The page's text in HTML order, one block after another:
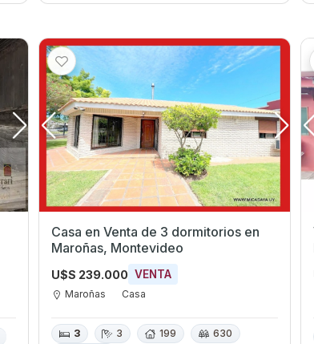
Casa en Venta de 3 dormitorios en
Maroñas, Montevideo
U$S 239.000 VENTA
Maroñas Casa
3 3 199
630